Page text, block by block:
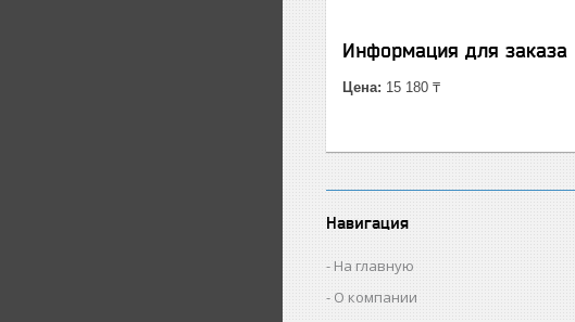
Информация для заказа
Цена: 15 180 ₸
Навигация
На главную
О компании